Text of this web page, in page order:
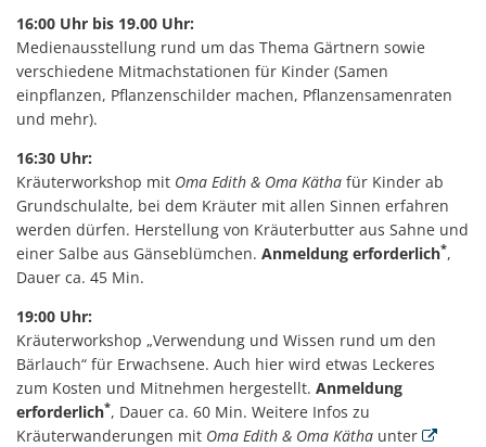
16:00 Uhr bis 19.00 Uhr:
Medienausstellung rund um das Thema Gärtnern sowie
verschiedene Mitmachstationen für Kinder (Samen
einpflanzen, Pflanzenschilder machen, Pflanzensamenraten
und mehr).
16:30 Uhr:
Kräuterworkshop mit Oma Edith & Oma Kätha für Kinder ab
Grundschulalte, bei dem Kräuter mit allen Sinnen erfahren
werden dürfen. Herstellung von Kräuterbutter aus Sahne und
einer Salbe aus Gänseblümchen. Anmeldung erforderlich*,
Dauer ca. 45 Min.
19:00 Uhr:
Kräuterworkshop „Verwendung und Wissen rund um den
Bärlauch“ für Erwachsene. Auch hier wird etwas Leckeres
zum Kosten und Mitnehmen hergestellt. Anmeldung
erforderlich*, Dauer ca. 60 Min. Weitere Infos zu
Kräuterwanderungen mit Oma Edith & Oma Kätha unter